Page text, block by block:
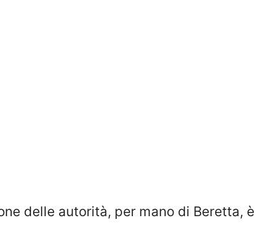
delle autorità, per mano di Beretta, è